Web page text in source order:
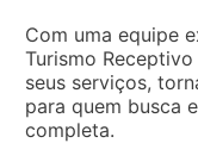
Com uma equipe
Turismo
seus serviços,
para quem busca
completa.